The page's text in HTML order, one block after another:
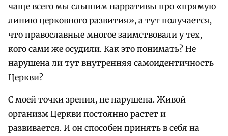
чаще всего мы слышим нарративы про «прямую
линию церковного развития», а тут получается,
что православные многое заимствовали у тех,
кого сами же осудили. Как это понимать? Не
нарушена ли тут внутренняя самоидентичность
Церкви?
С моей точки зрения, не нарушена. Живой
организм Церкви постоянно растет и
развивается. И он способен принять в себя на